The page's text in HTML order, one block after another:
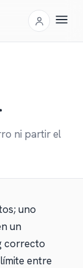
ni partir el
uno
un
correcto
entre